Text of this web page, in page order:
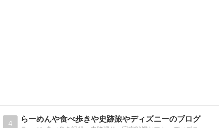
4
らーめんや食べ歩きや史跡旅やディズニーのブログ